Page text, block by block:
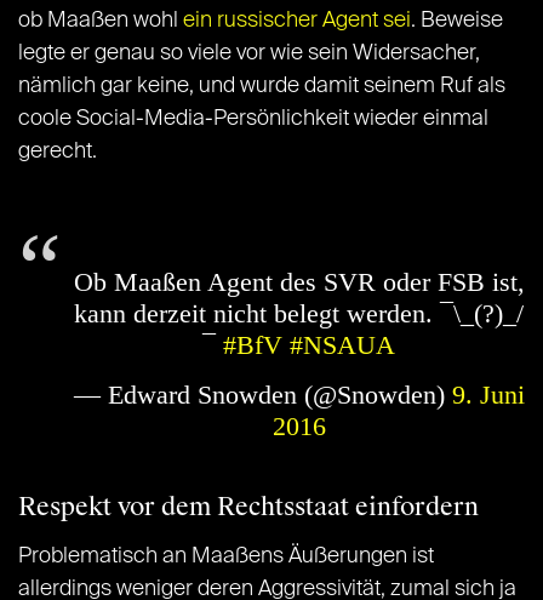
ob Maaßen wohl ein russischer Agent sei. Beweise
legte er genau so viele vor wie sein Widersacher,
nämlich gar keine, und wurde damit seinem Ruf als
coole Social-Media-Persönlichkeit wieder einmal
gerecht.
Ob Maaßen Agent des SVR oder FSB ist,
kann derzeit nicht belegt werden. ¯\_(?)_/
¯ #BfV #NSAUA
— Edward Snowden (@Snowden) 9. Juni
2016
Respekt vor dem Rechtsstaat einfordern
Problematisch an Maaßens Äußerungen ist
allerdings weniger deren Aggressivität, zumal sich ja